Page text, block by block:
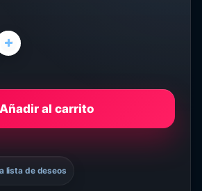
Añadir al carrito
lista de deseos